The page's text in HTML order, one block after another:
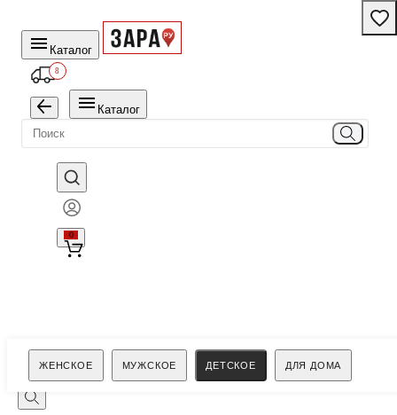
Каталог
8
Каталог
0
ЖЕНСКОЕ МУЖСКОЕ ДЕТСКОЕ ДЛЯ ДОМА
Поиск